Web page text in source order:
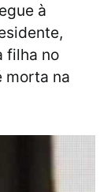
à
filha no
morta na